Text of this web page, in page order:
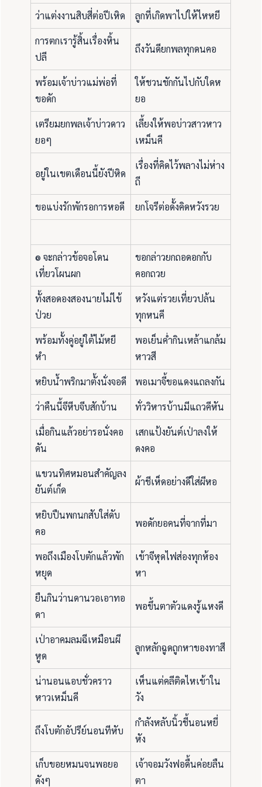
ว่าแต่งงานสิบสี่ต่อปีเหิด ลูกที่เกิดพาไปให้ไหหยี
การตกเรารู้สิ้นเรื่องหิ้น
ปลี
ถึงวันดียกพลทุกดนคอ
พร้อมเจ้าบ่าวแม่พ่อที่
ขอดัก
ให้ชวนชักกันไปกับใดห
ยอ
เตรียมยกพลเจ้าบ่าวดาว
ยอๆ
เลี้ยงให้พอบ่าวสาวหาว
เหม็นคี
อยู่ในเขตเดือนนี้ยังปีหิด
เรื่องที่คิดไว้พลางไม่ห่าง
ถี
ขอแบ่งรักพักรอการหอดี ยกโจรีต่อดั้งคิดหวังรวย
๏ จะกล่าวข้อจอโดน
เที่ยวโผนผก
ขอกล่าวยกถอดอกกับ
คอกถวย
ทั้งสอดองสองนายไม่ไข้
ป่วย
หวังแต่รวยเที่ยวปล้น
ทุกหนคี
พร้อมทั้งคู่อยู่ใต้ไม้หยี
หำ
พอเย็นค่ำกินเหล้าแกล้ม
หาวสี
หยิบน้ำพริกมาตั้งนั่งจอดี พอเมาจี้ขอแดงแถลงกัน
ว่าคืนนี้จีหีบจีบสักบ้าน ทั่ววิหารบ้านมีแถวคีหัน
เมื่อกินแล้วอย่ารอนั่งคอ
ดัน
เสกแป้งยันต์เป่าลงให้
ดงคอ
แขวนทิศหมอนสำคัญลง
ยันต์เก็ด
ผ้าชีเห็ดอย่างดีใส่ผีหอ
หยิบปืนพกนกสับใส่ดับ
คอ
พอดักยอคนที่จากที่มา
พอถึงเมืองโบตักแล้วพัก
หยุด
เข้าจีหุดไฟส่องทุกห้อง
หา
ยืนกินว่านดานวอเอาทอ
ดา
พอขึ้นตาตัวแดงรู้แหงดี
เป่าอาคมลมฉีเหมือนผี
หูด
ลูกหลักฉูดถูกหาของทาสี
น่านอนแอบชั่วคราว
หาวเหม็นคี
เห็นแต่คลีติดไหเข้าใน
วัง
ถึงโบตักอัปรีย์นอนทีหับ
กำลังหลับนิ้วชี้นอนหยี่
หัง
เก็บขอยหมนจนพอยอ
ดังๆ
เจ้าจอมวังฟอดื้นค่อยลืน
ตา